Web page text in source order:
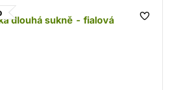
dlouhá sukně - fialová